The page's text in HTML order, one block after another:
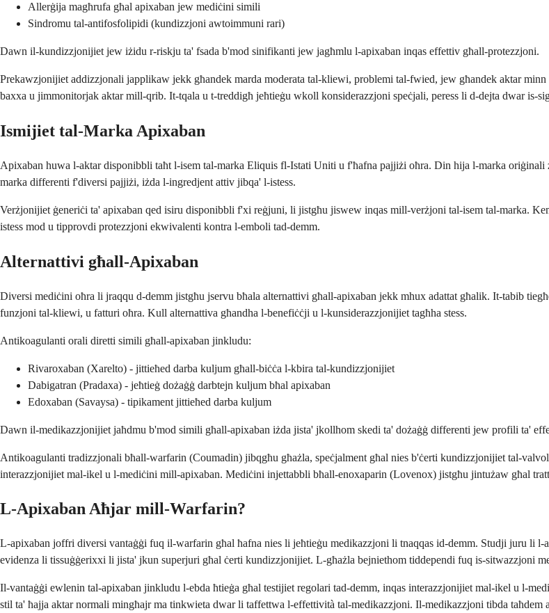
Allerġija magħrufa għal apixaban jew mediċini simili
Sindromu tal-antifosfolipidi (kundizzjoni awtoimmuni rari)
Dawn il-kundizzjonijiet jew iżidu r-riskju ta' fsada b'mod sinifikanti jew jagħmlu l-apixaban inqas effettiv għall-protezzjoni.
Prekawzjonijiet addizzjonali japplikaw jekk għandek marda moderata tal-kliewi, problemi tal-fwied, jew għandek aktar
baxxa u jimmonitorjak aktar mill-qrib. It-tqala u t-treddigħ jeħtieġu wkoll konsiderazzjoni speċjali, peress li d-dejta dwar is-
Ismijiet tal-Marka Apixaban
Apixaban huwa l-aktar disponibbli taħt l-isem tal-marka Eliquis fl-Istati Uniti u f'ħafna pajjiżi oħra. Din hija l-marka
marka differenti f'diversi pajjiżi, iżda l-ingredjent attiv jibqa' l-istess.
Verżjonijiet ġeneriċi ta' apixaban qed isiru disponibbli f'xi reġjuni, li jistgħu jiswew inqas mill-verżjoni tal-isem tal-marka.
istess mod u tipprovdi protezzjoni ekwivalenti kontra l-emboli tad-demm.
Alternattivi għall-Apixaban
Diversi mediċini oħra li jraqqu d-demm jistgħu jservu bħala alternattivi għall-apixaban jekk mhux adattat għalik. It-tabib
funzjoni tal-kliewi, u fatturi oħra. Kull alternattiva għandha l-benefiċċji u l-kunsiderazzjonijiet tagħha stess.
Antikoagulanti orali diretti simili għall-apixaban jinkludu:
Rivaroxaban (Xarelto) - jittieħed darba kuljum għall-biċċa l-kbira tal-kundizzjonijiet
Dabigatran (Pradaxa) - jeħtieġ dożaġġ darbtejn kuljum bħal apixaban
Edoxaban (Savaysa) - tipikament jittieħed darba kuljum
Dawn il-medikazzjonijiet jaħdmu b'mod simili għall-apixaban iżda jista' jkollhom skedi ta' dożaġġ differenti jew profili ta'
Antikoagulanti tradizzjonali bħall-warfarin (Coumadin) jibqgħu għażla, speċjalment għal nies b'ċerti kundizzjonijiet tal-
interazzjonijiet mal-ikel u l-mediċini mill-apixaban. Mediċini injettabbli bħall-enoxaparin (Lovenox) jistgħu jintużaw għal
L-Apixaban Aħjar mill-Warfarin?
L-apixaban joffri diversi vantaġġi fuq il-warfarin għal ħafna nies li jeħtieġu medikazzjoni li tnaqqas id-demm. Studji juru li
evidenza li tissuġġerixxi li jista' jkun superjuri għal ċerti kundizzjonijiet. L-għażla bejniethom tiddependi fuq is-sitwazzjoni
Il-vantaġġi ewlenin tal-apixaban jinkludu l-ebda ħtieġa għal testijiet regolari tad-demm, inqas interazzjonijiet mal-ikel u l-
stil ta' ħajja aktar normali mingħajr ma tinkwieta dwar li taffettwa l-effettività tal-medikazzjoni. Il-medikazzjoni tibda taħdem